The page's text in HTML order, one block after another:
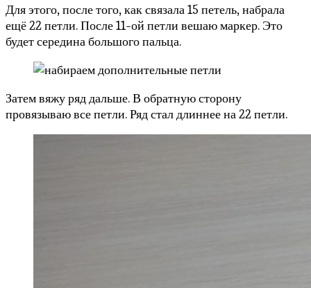
Для этого, после того, как связала 15 петель, набрала
ещё 22 петли. После 11-ой петли вешаю маркер. Это
будет середина большого пальца.
Затем вяжу ряд дальше. В обратную сторону
провязываю все петли. Ряд стал длиннее на 22 петли.